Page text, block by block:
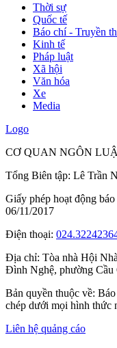
Thời sự
Quốc tế
Báo chí - Truyền
Kinh tế
Pháp luật
Xã hội
Văn hóa
Xe
Media
Logo
CƠ QUAN NGÔN
Tổng Biên tập: Lê Trần
Giấy phép hoạt động
06/11/2017
Điện thoại:
Địa chỉ: Tòa nhà Hội
Đình Nghệ, phường Cầu
Bản quyền thuộc về:
chép dưới mọi hình thức
Liên hệ quảng cáo